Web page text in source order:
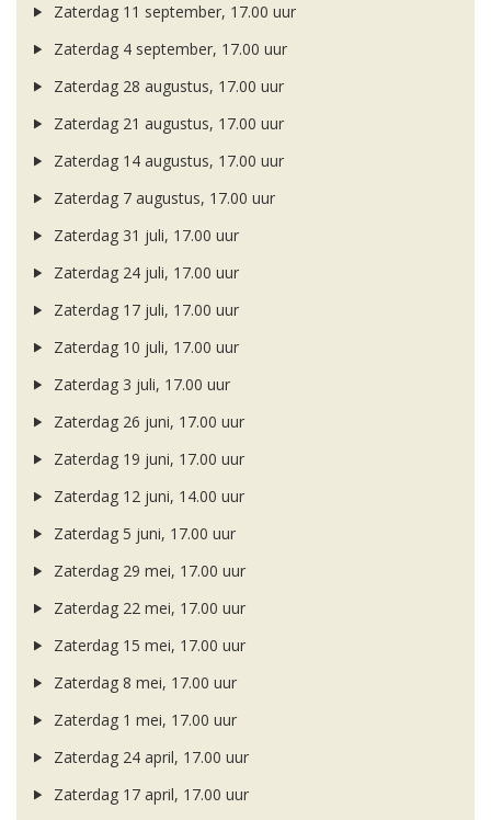
Zaterdag 11 september, 17.00 uur
Zaterdag 4 september, 17.00 uur
Zaterdag 28 augustus, 17.00 uur
Zaterdag 21 augustus, 17.00 uur
Zaterdag 14 augustus, 17.00 uur
Zaterdag 7 augustus, 17.00 uur
Zaterdag 31 juli, 17.00 uur
Zaterdag 24 juli, 17.00 uur
Zaterdag 17 juli, 17.00 uur
Zaterdag 10 juli, 17.00 uur
Zaterdag 3 juli, 17.00 uur
Zaterdag 26 juni, 17.00 uur
Zaterdag 19 juni, 17.00 uur
Zaterdag 12 juni, 14.00 uur
Zaterdag 5 juni, 17.00 uur
Zaterdag 29 mei, 17.00 uur
Zaterdag 22 mei, 17.00 uur
Zaterdag 15 mei, 17.00 uur
Zaterdag 8 mei, 17.00 uur
Zaterdag 1 mei, 17.00 uur
Zaterdag 24 april, 17.00 uur
Zaterdag 17 april, 17.00 uur